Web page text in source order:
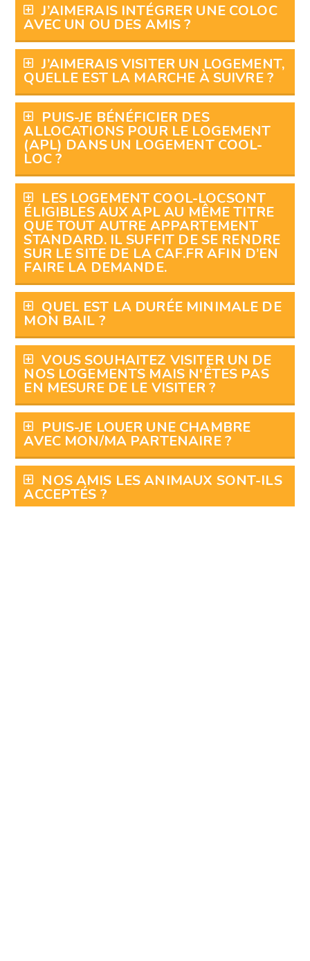
J’AIMERAIS INTÉGRER UNE COLOC
AVEC UN OU DES AMIS ?
J’AIMERAIS VISITER UN LOGEMENT,
QUELLE EST LA MARCHE À SUIVRE ?
PUIS-JE BÉNÉFICIER DES
ALLOCATIONS POUR LE LOGEMENT
(APL) DANS UN LOGEMENT COOL-
LOC ?
LES LOGEMENT COOL-LOCSONT
ÉLIGIBLES AUX APL AU MÊME TITRE
QUE TOUT AUTRE APPARTEMENT
STANDARD. IL SUFFIT DE SE RENDRE
SUR LE SITE DE LA CAF.FR AFIN D’EN
FAIRE LA DEMANDE.
QUEL EST LA DURÉE MINIMALE DE
MON BAIL ?
VOUS SOUHAITEZ VISITER UN DE
NOS LOGEMENTS MAIS N'ÊTES PAS
EN MESURE DE LE VISITER ?
PUIS-JE LOUER UNE CHAMBRE
AVEC MON/MA PARTENAIRE ?
NOS AMIS LES ANIMAUX SONT-ILS
ACCEPTÉS ?